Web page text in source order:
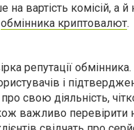
вартість комісій, а й
обмінника криптовалют.
репутації
і
свою діяльність,
важливо перевірити